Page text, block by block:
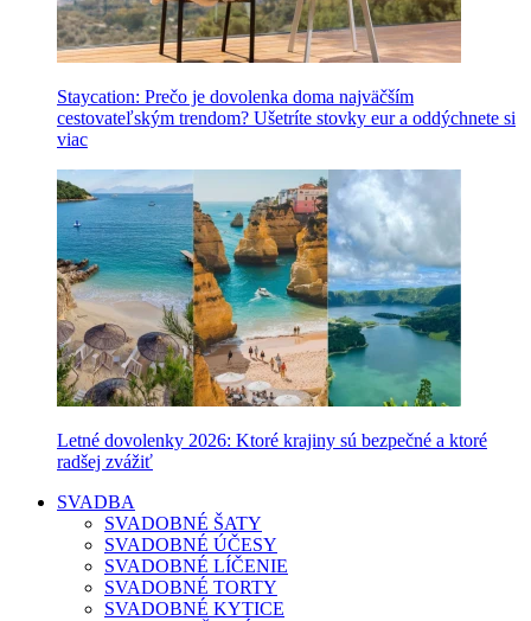
Staycation: Prečo je dovolenka doma najväčším
cestovateľským trendom? Ušetríte stovky eur a oddýchnete si
viac
Letné dovolenky 2026: Ktoré krajiny sú bezpečné a ktoré
radšej zvážiť
SVADBA
SVADOBNÉ ŠATY
SVADOBNÉ ÚČESY
SVADOBNÉ LÍČENIE
SVADOBNÉ TORTY
SVADOBNÉ KYTICE